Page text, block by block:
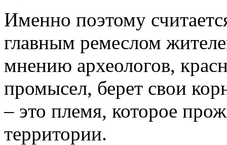
Именно поэтому
главным ремеслом
мнению археологов,
промысел, берет свои
– это племя, которое
территории.